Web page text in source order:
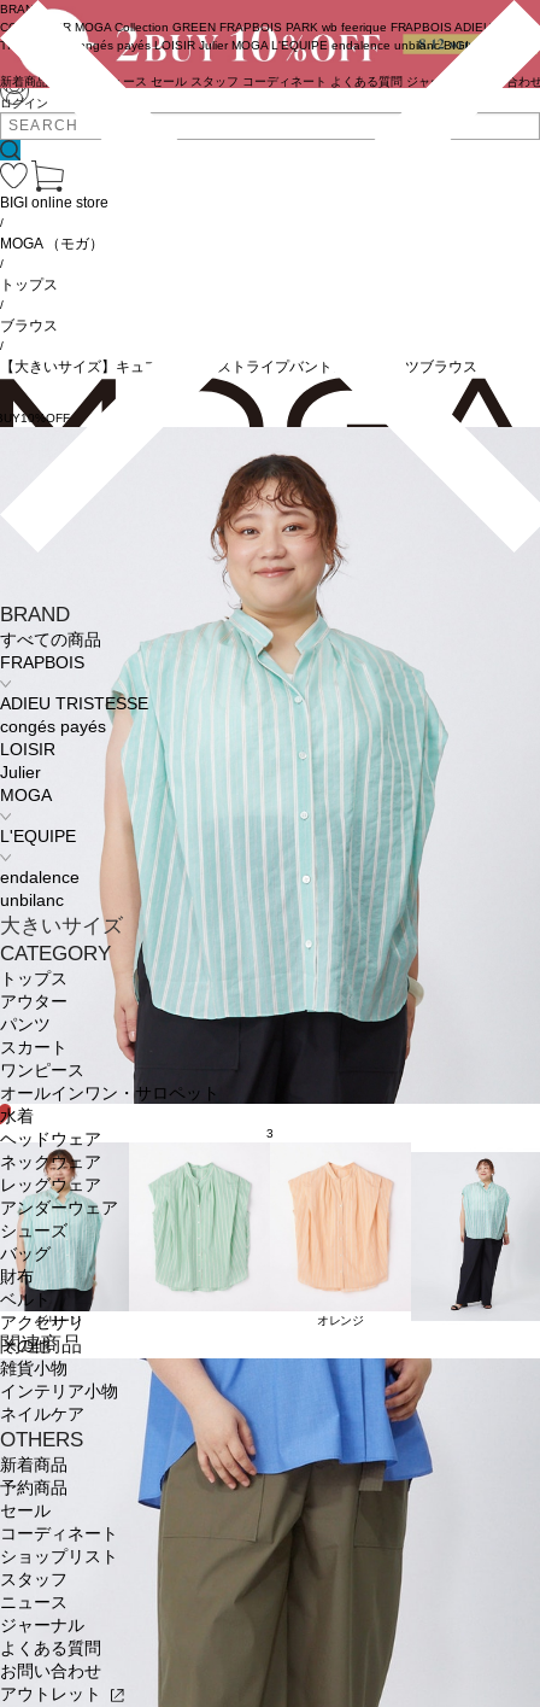
ログイン
BRAND
COUTURIER MOGA Collection GREEN FRAPBOIS PARK wb feerique FRAPBOIS ADIEU
TRISTESSE
congés payés LOISIR Julier MOGA L'EQUIPE endalence unbilanc BIGI online store
新着商品 ニュース セール スタッフ コーディネート よくある質問 ジャーナル お問い合わ
BRAND
すべての商品
FRAPBOIS
ADIEU TRISTESSE
congés payés
LOISIR
Julier
MOGA
L'EQUIPE
endalence
unbilanc
大きいサイズ
CATEGORY
トップス
アウター
パンツ
スカート
ワンピース
オールインワン・サロペット
水着
ヘッドウェア
ネックウェア
レッグウェア
アンダーウェア
シューズ
バッグ
財布
ベルト
アクセサリ
その他
雑貨小物
インテリア小物
ネイルケア
OTHERS
新着商品
予約商品
セール
コーディネート
ショップリスト
スタッフ
ニュース
ジャーナル
よくある質問
お問い合わせ
アウトレット
BIGI online store
/
MOGA （モガ）
/
トップス
/
ブラウス
/
【大きいサイズ】キュプラドビーストライプバンドカラーシャツブラウス
3
グリーン オレンジ
関連商品